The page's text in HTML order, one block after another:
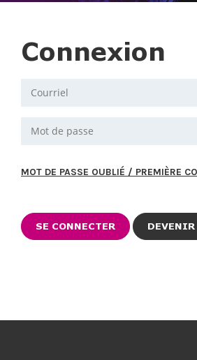
Connexion
MOT DE PASSE OUBLIÉ / PREMIÈRE
DEVENIR